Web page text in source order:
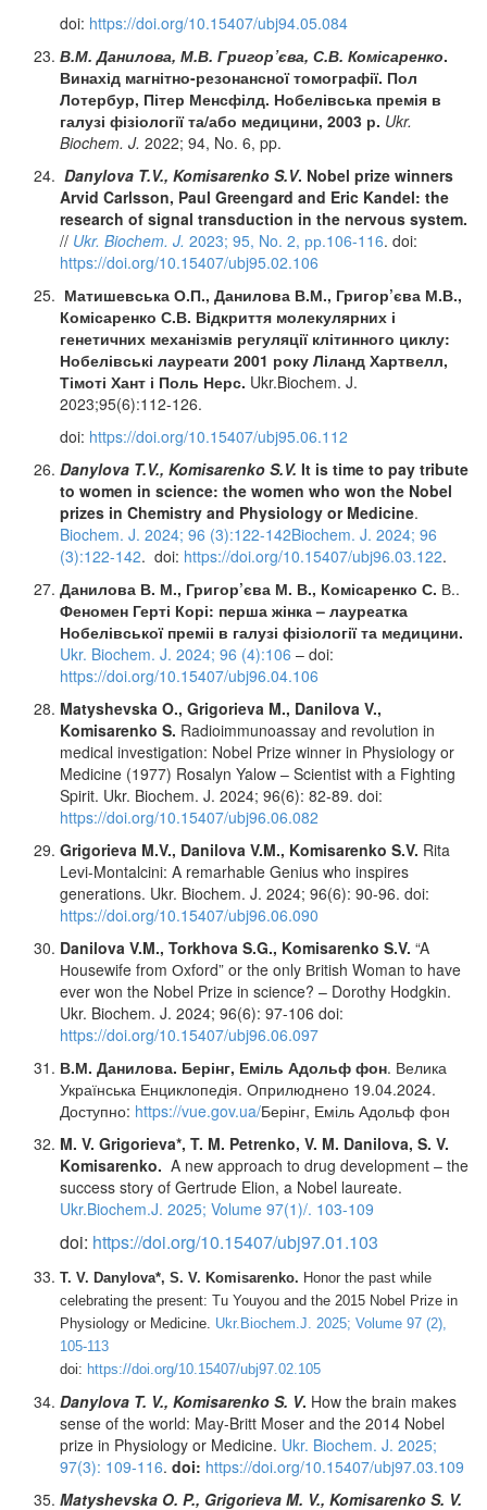
doi: https://doi.org/10.15407/ubj94.05.084
В.М. Данилова, М.В. Григор’єва, С.В. Комісаренко.
Винахід магнітно-резонансної томографії. Пол
Лотербур, Пітер Менсфілд. Нобелівська премія в
галузі фізіології та/або медицини, 2003 р. Ukr.
Biochem. J. 2022; 94, No. 6, pp.
Danylova T.V., Komisarenko S.V. Nobel prize winners
Arvid Carlsson, Paul Greengard and Eric Kandel: the
research of signal transduction in the nervous system.
// Ukr. Biochem. J. 2023; 95, No. 2, рр.106-116. doi:
https://doi.org/10.15407/ubj95.02.106
Матишевська О.П., Данилова В.М., Григор’єва М.В.,
Комісаренко С.В. Відкриття молекулярних і
генетичних механізмів регуляції клітинного циклу:
Нобелівські лауреати 2001 року Ліланд Хартвелл,
Тімоті Хант і Поль Нерс. Ukr.Biochem. J.
2023;95(6):112-126.
doi: https://doi.org/10.15407/ubj95.06.112
Danylova T.V., Komisarenko S.V. It is time to pay tribute
to women in science: the women who won the Nobel
prizes in Chemistry and Physiology or Medicine.
Biochem. J. 2024; 96 (3):122-142Biochem. J. 2024; 96
(3):122-142. doi: https://doi.org/10.15407/ubj96.03.122.
Данилова В. М., Григор’єва М. В., Комісаренко С. В..
Феномен Герті Корі: перша жінка – лауреатка
Нобелівської преміі в галузі фізіології та медицини.
Ukr. Biochem. J. 2024; 96 (4):106 – doi:
https://doi.org/10.15407/ubj96.04.106
Matyshevska O., Grigorieva M., Danilova V.,
Komisarenko S. Radioimmunoassay and revolution in
medical investigation: Nobel Prize winner in Physiology or
Medicine (1977) Rosalyn Yalow – Scientist with a Fighting
Spirit. Ukr. Biochem. J. 2024; 96(6): 82-89. doi:
https://doi.org/10.15407/ubj96.06.082
Grigorieva M.V., Danilova V.M., Komisarenko S.V. Rita
Levi-Montalcini: A remarhable Genius who inspires
generations. Ukr. Biochem. J. 2024; 96(6): 90-96. doi:
https://doi.org/10.15407/ubj96.06.090
Danilova V.M., Torkhova S.G., Komisarenko S.V. “A
Нousewife from Оxford” or the only Вritish Woman to have
ever won the Nobel Prize in science? – Dorothy Hodgkin.
Ukr. Biochem. J. 2024; 96(6): 97-106 doi:
https://doi.org/10.15407/ubj96.06.097
В.М. Данилова. Берінг, Еміль Адольф фон. Велика
Українська Енциклопедія. Оприлюднено 19.04.2024.
Доступно: https://vue.gov.ua/Берінг, Еміль Адольф фон
M. V. Grigorieva*, T. M. Petrenko, V. M. Danilova, S. V.
Komisarenko. A new approach to drug development – the
success story of Gertrude Elion, a Nobel laureate.
Ukr.Biochem.J. 2025; Volume 97(1)/. 103-109
doi: https://doi.org/10.15407/ubj97.01.103
T. V. Danylova*, S. V. Komisarenko. Honor the past while
celebrating the present: Tu Youyou and the 2015 Nobel Prize in
Physiology or Medicine. Ukr.Biochem.J. 2025; Volume 97 (2),
105-113
doi: https://doi.org/10.15407/ubj97.02.105
Danylova T. V., Komisarenko S. V. How the brain makes
sense of the world: May-Britt Moser and the 2014 Nobel
prize in Physiology or Medicine. Ukr. Biochem. J. 2025;
97(3): 109-116. doi: https://doi.org/10.15407/ubj97.03.109
Matyshevska O. P., Grigorieva M. V., Komisarenko S. V.